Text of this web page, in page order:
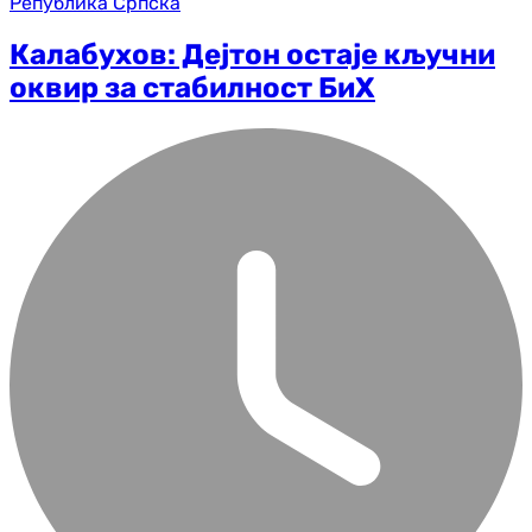
Калабухов: Дејтон остаје кључни
оквир за стабилност БиХ